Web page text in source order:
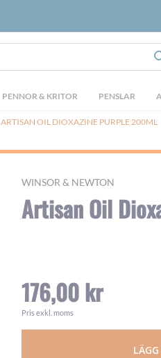
PENNOR & KRITOR PENSLAR
ARTISAN OIL DIOXAZINE PURPLE 200ML
WINSOR & NEWTON
Artisan Oil
176,00 kr
Pris exkl. moms